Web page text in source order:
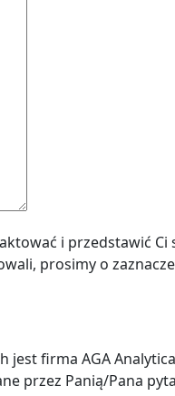
i przedstawić
prosimy o
firma AGA
przez Panią/Pana